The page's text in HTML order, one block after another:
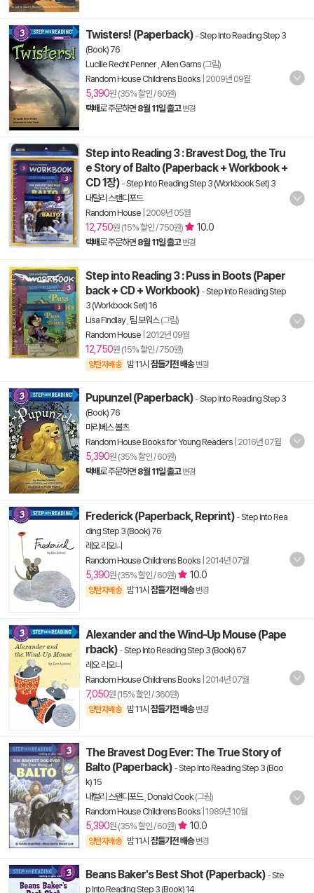
Twisters! (Paperback) -Step Into Reading Step 3
(Book) 76
Lucille Recht Penner, Allen Garns (그림)
Random House Childrens Books 2009년 09월
5,390원 (35% 할인 / 60원)
택배로 주문하면 8월 11일 출고 변경
Step into Reading 3 : Bravest Dog, the Tru
e Story of Balto (Paperback + Workbook +
CD 1장) -Step Into Reading Step 3 (Workbook Set) 3
내털리 스탠디포드
Random House 2009년 05월
12,750원 (15% 할인 / 750원) 10.0
택배로 주문하면 8월 11일 출고 변경
Step into Reading 3 : Puss in Boots (Paper
back + CD + Workbook) -Step Into Reading Step
3 (Workbook Set) 16
Lisa Findlay, 팀 보워스(그림)
Random House 2012년 09월
12,750원 (15% 할인 / 750원)
양탄자배송 밤 11시 잠들기전 배송 변경
Pupunzel (Paperback) -Step Into Reading Step 3
(Book) 76
마리베스 볼츠
Random House Books for Young Readers 2016년 07월
5,390원 (35% 할인 / 60원)
택배로 주문하면 8월 11일 출고 변경
Frederick (Paperback, Reprint) -Step Into Rea
ding Step 3 (Book) 76
레오 리오니
Random House Childrens Books 2014년 07월
5,390원 (35% 할인 / 60원) 10.0
양탄자배송 밤 11시 잠들기전 배송 변경
Alexander and the Wind-Up Mouse (Pape
rback) -Step Into Reading Step 3 (Book) 67
레오 리오니
Random House Childrens Books 2014년 07월
7,050원 (15% 할인 / 360원)
양탄자배송 밤 11시 잠들기전 배송 변경
The Bravest Dog Ever: The True Story of
Balto (Paperback) -Step Into Reading Step 3 (Boo
k) 15
내털리 스탠디포드, Donald Cook(그림)
Random House Childrens Books 1989년 10월
5,390원 (35% 할인 / 60원) 10.0
양탄자배송 밤 11시 잠들기전 배송 변경
Beans Baker's Best Shot (Paperback) -Ste
p Into Reading Step 3 (Book) 14